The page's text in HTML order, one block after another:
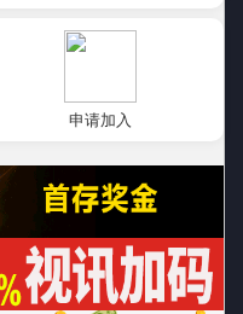
申请加入